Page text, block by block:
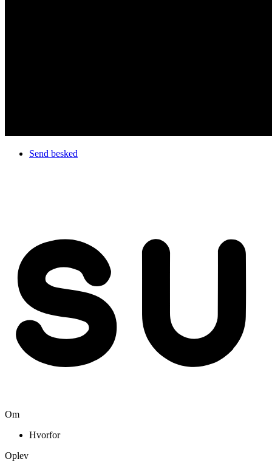
Send besked
Om
Hvorfor
Oplev